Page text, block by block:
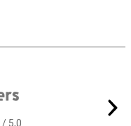
/ 5,0